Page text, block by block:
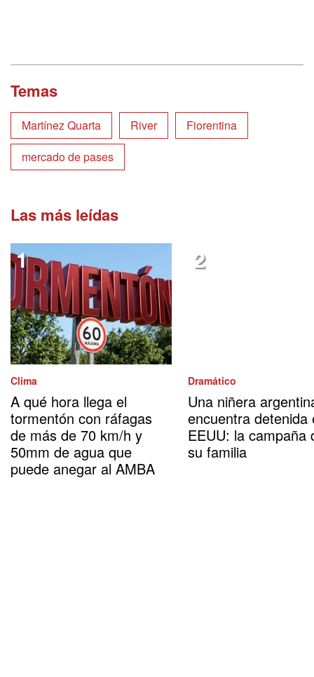
Temas
Martínez Quarta River
Fiorentina
mercado de pases
Las más leídas
Clima
A qué hora llega el
tormentón con ráfagas
de más de 70 km/h y
50mm de agua que
puede anegar al AMBA
Dramático
Una niñera
encuentra detenida
EEUU: la campaña
su familia